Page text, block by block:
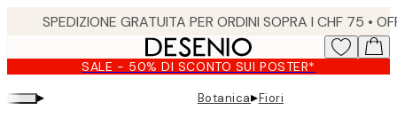
content.
SALE - 50% DI SCONTO SUI POSTER*
▸ Botanica▸Fiori